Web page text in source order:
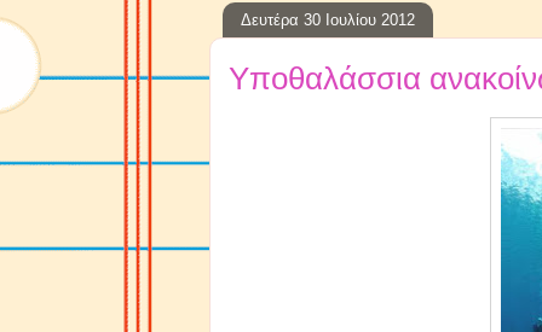
Δευτέρα 30 Ιουλίου 2012
Υποθαλάσσια